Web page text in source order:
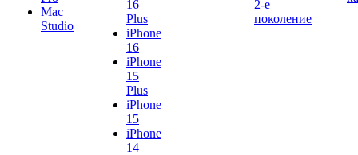
Mac
Studio
16
Plus
iPhone
16
iPhone
15
Plus
iPhone
15
iPhone
14
2-е
поколение